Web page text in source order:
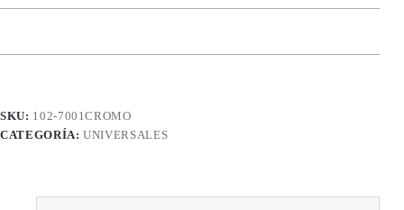
SKU: 102-7001CROMO
CATEGORÍA:UNIVERSALES